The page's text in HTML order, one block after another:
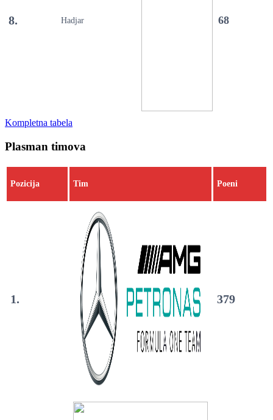
8. Hadjar 68
Kompletna tabela
Plasman timova
Pozicija Tim Poeni
1. 379